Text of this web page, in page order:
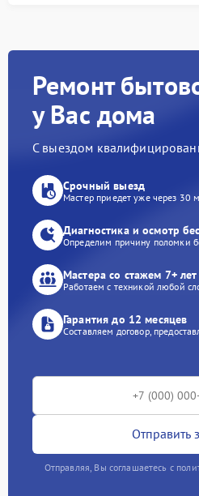
Ремонт
у Вас дома
С выездом
Срочный выезд
Мастер приедет уже через 30
Диагностика и осмотр
Определим причину поломки
Мастера со стажем 7+ лет
Работаем с техникой любой
Гарантия до 12 месяцев
Составляем договор,
Отправить
Отправляя, Вы соглашаетесь с